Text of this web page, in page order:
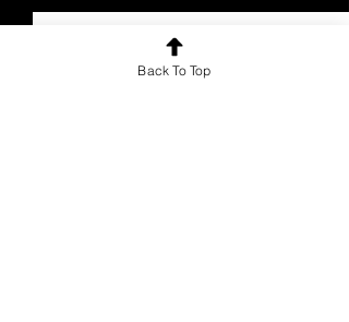
Back To Top